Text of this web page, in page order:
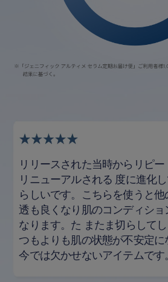
リリースされた当時からリピー
リニューアルされる 度に進化
らしいです。こちらを使うと他
透も良くなり肌のコンディショ
なります。た またま切らして
つもよりも肌の状態が不安定に
今では欠かせないアイテムです。